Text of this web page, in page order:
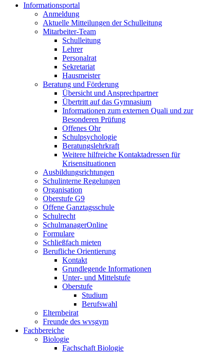
Informationsportal
Anmeldung
Aktuelle Mitteilungen der Schulleitung
Mitarbeiter-Team
Schulleitung
Lehrer
Personalrat
Sekretariat
Hausmeister
Beratung und Förderung
Übersicht und Ansprechpartner
Übertritt auf das Gymnasium
Informationen zum externen Quali und zur
Besonderen Prüfung
Offenes Ohr
Schulpsychologie
Beratungslehrkraft
Weitere hilfreiche Kontaktadressen für
Krisensituationen
Ausbildungsrichtungen
Schulinterne Regelungen
Organisation
Oberstufe G9
Offene Ganztagsschule
Schulrecht
SchulmanagerOnline
Formulare
Schließfach mieten
Berufliche Orientierung
Kontakt
Grundlegende Informationen
Unter- und Mittelstufe
Oberstufe
Studium
Berufswahl
Elternbeirat
Freunde des wvsgym
Fachbereiche
Biologie
Fachschaft Biologie